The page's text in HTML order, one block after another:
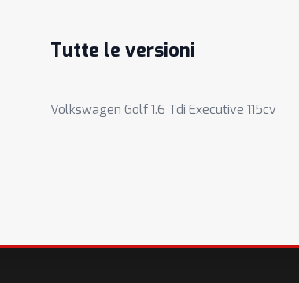
Tutte le versioni
Volkswagen Golf 1.6 Tdi Executive 115cv